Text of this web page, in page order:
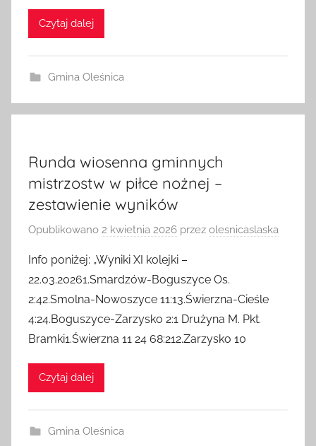
Czytaj dalej
Gmina Oleśnica
Runda wiosenna gminnych
mistrzostw w piłce nożnej –
zestawienie wyników
Opublikowano 2 kwietnia 2026 przez olesnicaslaska
Info poniżej: „Wyniki XI kolejki –
22.03.20261.Smardzów-Boguszyce Os.
2:42.Smolna-Nowoszyce 11:13.Świerzna-Cieśle
4:24.Boguszyce-Zarzysko 2:1 Drużyna M. Pkt.
Bramki1.Świerzna 11 24 68:212.Zarzysko 10
Czytaj dalej
Gmina Oleśnica